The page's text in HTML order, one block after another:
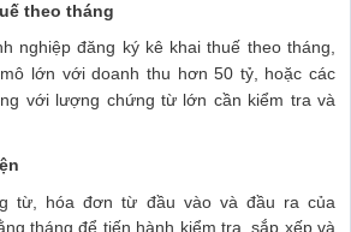
theo tháng
nghiệp đăng ký kê khai thuế theo tháng,
lớn với doanh thu hơn 50 tỷ, hoặc các
với lượng chứng từ lớn cần kiểm tra và
từ, hóa đơn từ đầu vào và đầu ra của
tháng để tiến hành kiểm tra, sắp xếp và